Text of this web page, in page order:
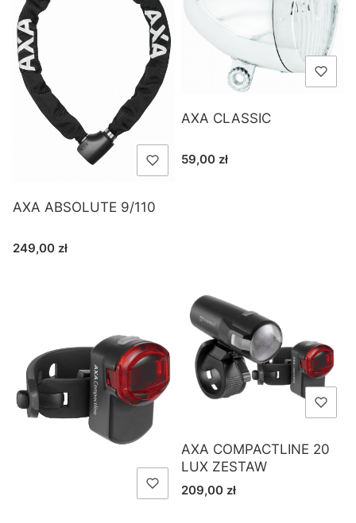
AXA ABSOLUTE 9/110
Cena
249,00 zł
AXA CLASSIC
Cena
59,00 zł
AXA COMPACTLINE 20
LUX ZESTAW
Cena
209,00 zł